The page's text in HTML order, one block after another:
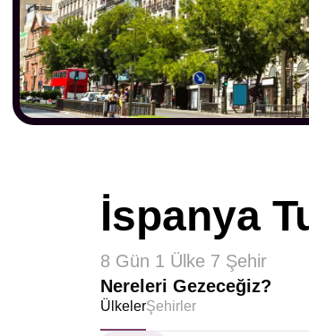
İspanya
8 Gün 1 Ülke 7 Şehir
Nereleri Gezeceğiz?
ÜlkelerŞehirler